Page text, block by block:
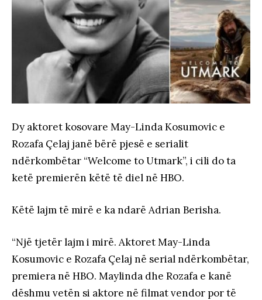
Dy aktoret kosovare May-Linda Kosumovic e
Rozafa Çelaj janë bërë pjesë e serialit
ndërkombëtar “Welcome to Utmark”, i cili do ta
ketë premierën këtë të diel në HBO.
Këtë lajm të mirë e ka ndarë Adrian Berisha.
“Një tjetër lajm i mirë. Aktoret May-Linda
Kosumovic e Rozafa Çelaj në serial ndërkombëtar,
premiera në HBO. Maylinda dhe Rozafa e kanë
dëshmu vetën si aktore në filmat vendor por të